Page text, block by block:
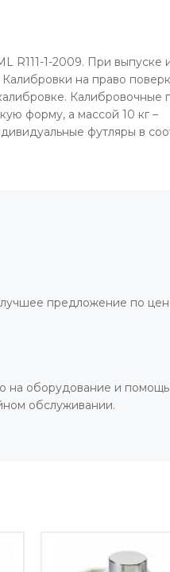
R111-1-2009. При выпуске
на право
Калибровочные
форму, а массой 10 кг –
футляры в
предложение по
на оборудование и помощь
обслуживании.